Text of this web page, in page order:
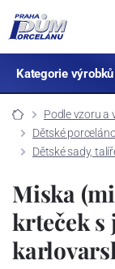
Kategorie výrobků
Podle vzoru a
Dětské
Dětské sady,
Miska
krteček s